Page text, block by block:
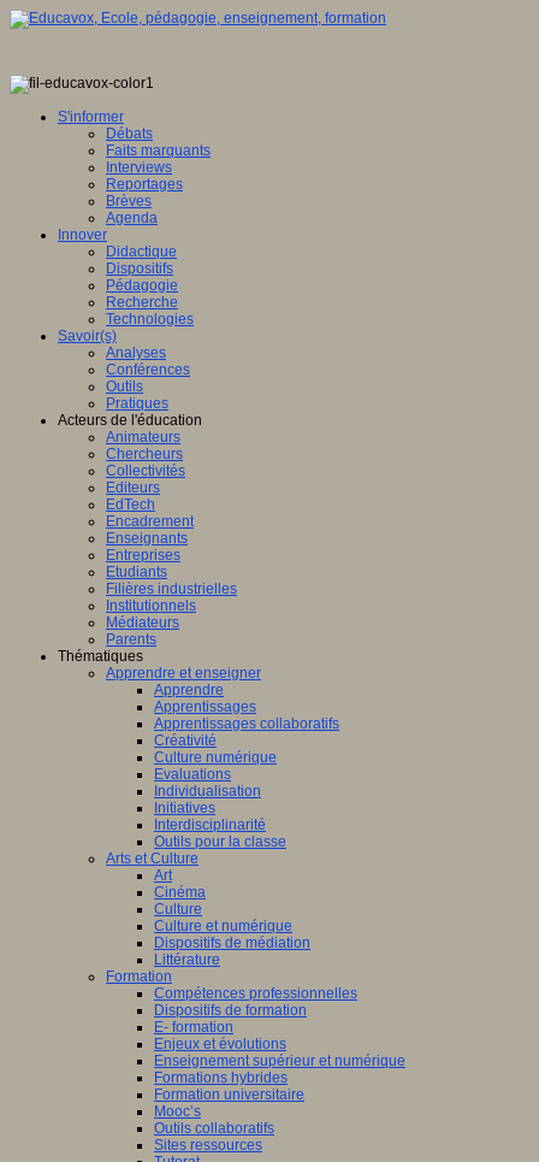
S'informer
Débats
Faits marquants
Interviews
Reportages
Brèves
Agenda
Innover
Didactique
Dispositifs
Pédagogie
Recherche
Technologies
Savoir(s)
Analyses
Conférences
Outils
Pratiques
Acteurs de l'éducation
Animateurs
Chercheurs
Collectivités
Editeurs
EdTech
Encadrement
Enseignants
Entreprises
Etudiants
Filières industrielles
Institutionnels
Médiateurs
Parents
Thématiques
Apprendre et enseigner
Apprendre
Apprentissages
Apprentissages collaboratifs
Créativité
Culture numérique
Evaluations
Individualisation
Initiatives
Interdisciplinarité
Outils pour la classe
Arts et Culture
Art
Cinéma
Culture
Culture et numérique
Dispositifs de médiation
Littérature
Formation
Compétences professionnelles
Dispositifs de formation
E- formation
Enjeux et évolutions
Enseignement supérieur et numérique
Formations hybrides
Formation universitaire
Mooc’s
Outils collaboratifs
Sites ressources